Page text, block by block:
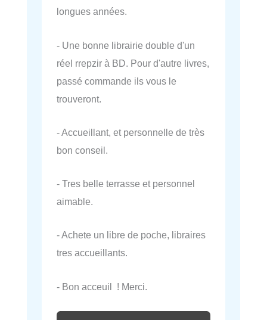
longues années.
- Une bonne librairie double d'un
réel rrepzir à BD. Pour d'autre livres,
passé commande ils vous le
trouveront.
- Accueillant, et personnelle de très
bon conseil.
- Tres belle terrasse et personnel
aimable.
- Achete un libre de poche, libraires
tres accueillants.
- Bon acceuil ! Merci.